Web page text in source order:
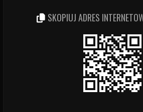
SKOPIUJ ADRES